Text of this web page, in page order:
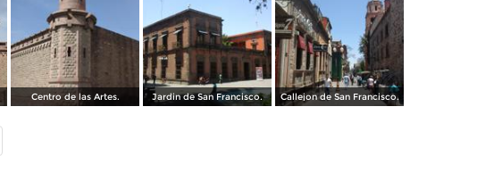
Centro de las Artes. Jardin de San Francisco. Callejon de San Francisco.